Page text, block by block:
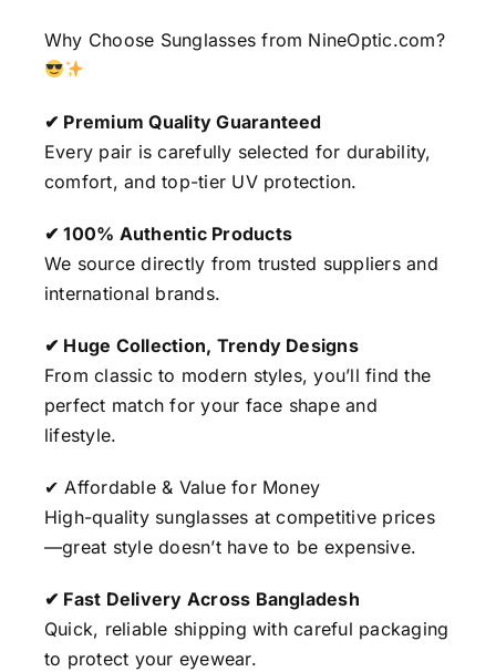
Why Choose Sunglasses from NineOptic.com?
✔ Premium Quality Guaranteed
Every pair is carefully selected for durability,
comfort, and top-tier UV protection.
✔ 100% Authentic Products
We source directly from trusted suppliers and
international brands.
✔ Huge Collection, Trendy Designs
From classic to modern styles, you’ll find the
perfect match for your face shape and
lifestyle.
✔ Affordable & Value for Money
High-quality sunglasses at competitive prices
—great style doesn’t have to be expensive.
✔ Fast Delivery Across Bangladesh
Quick, reliable shipping with careful packaging
to protect your eyewear.